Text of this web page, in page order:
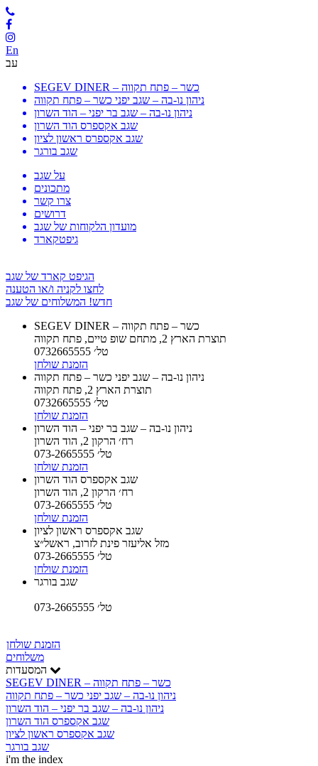
En
עב
SEGEV DINER – כשר – פתח תקווה
ניהון נו-בה – שגב יפני כשר – פתח תקווה
ניהון נו-בה – שגב בר יפני – הוד השרון
שגב אקספרס הוד השרון
שגב אקספרס ראשון לציון
שגב בורגר
על שגב
מתכונים
צרו קשר
דרושים
מועדון הלקוחות של שגב
גיפטקארד
הגיפט קארד של שגב
לחצו לקניה ו/או הטענה
חדש! המשלוחים של שגב
SEGEV DINER – כשר – פתח תקווה
תוצרת הארץ 2, מתחם שופ טיים, פתח תקווה
טל׳ 0732665555
הזמנת שולחן
ניהון נו-בה – שגב יפני כשר – פתח תקווה
תוצרת הארץ 2, פתח תקווה
טל׳ 0732665555
הזמנת שולחן
ניהון נו-בה – שגב בר יפני – הוד השרון
רח׳ הרקון 2, הוד השרון
טל׳ 073-2665555
הזמנת שולחן
שגב אקספרס הוד השרון
רח׳ הרקון 2, הוד השרון
טל׳ 073-2665555
הזמנת שולחן
שגב אקספרס ראשון לציון
מזל אליעזר פינת לזרוב, ראשל״צ
טל׳ 073-2665555
הזמנת שולחן
שגב בורגר
טל׳ 073-2665555
הזמנת שולחן
משלוחים
SEGEV DINER – כשר – פתח תקווה
ניהון נו-בה – שגב יפני כשר – פתח תקווה
ניהון נו-בה – שגב בר יפני – הוד השרון
שגב אקספרס הוד השרון
שגב אקספרס ראשון לציון
שגב בורגר
i'm the index